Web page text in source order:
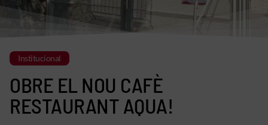
Institucional
OBRE EL NOU CAFÈ
RESTAURANT AQUA!